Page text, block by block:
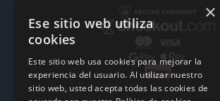
×
Ese sitio web utiliza
cookies
Este sitio web usa cookies para mejorar la
experiencia del usuario. Al utilizar nuestro
sitio web, usted acepta todas las cookies de